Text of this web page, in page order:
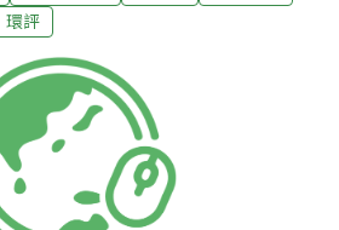
後總計審查22天。一個400多億、
路的重大開發案，創下史上最快速
員全到，包括環保署長沈世宏（主
以及國科會副主委陳正宏、研考會
副主委黃萬翔、農委會副主委胡興
主委陳振川（代表）。專家委員9
小組召集人）、李培芬、洪振發、
、劉益昌、吳再益、鄭福田。沒有
環評